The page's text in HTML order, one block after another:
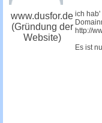
www.dusfor.de
(Gründung der
Website)
ich hab'
http://
Es ist